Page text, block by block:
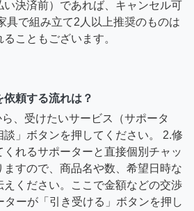
決済前）であれば、キャンセル可
で組み立て2人以上推奨のものは
こともございます。
頼する流れは？
、受けたいサービス（サポータ
」ボタンを押してください。 2.修
れるサポーターと直接個別チャッ
ますので、商品名や数、希望日時な
えください。ここで金額などの交渉
ターが「引き受ける」ボタンを押し